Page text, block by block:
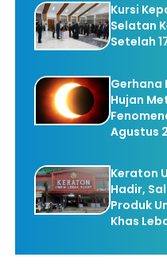
Kursi
Selatan
Setelah
Gerhana
Hujan
Agustus
Keraton
Hadir,
Produk
Khas